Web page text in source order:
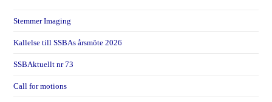
Stemmer Imaging
Kallelse till SSBAs årsmöte 2026
SSBAktuellt nr 73
Call for motions